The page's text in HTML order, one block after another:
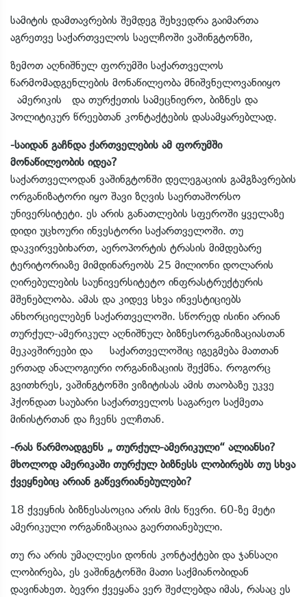
სამიტის დამთავრების შემდეგ შეხვედრა გაიმართა
აგრეთვე საქართველოს საელჩოში ვაშინგტონში,
ზემოთ აღნიშნულ ფორუმში საქართველოს
წარმომადგენლების მონაწილეობა მნიშვნელოვანიიყო
ამერიკის და თურქეთის სამეცნიერო, ბიზნეს და
პოლიტიკურ წრეებთან კონტაქტების დასამყარებლად.
-საიდან გაჩნდა ქართველების ამ ფორუმში
მონაწილეობის იდეა?
საქართველოდან ვაშინგტონში დელეგაციის გამგზავრების
ორგანიზატორი იყო შავი ზღვის საერთაშორსო
უნივერსიტეტი. ეს არის განათლების სფეროში ყველაზე
დიდი უცხოური ინვესტორი საქართველოში. თუ
დაკვირვებიხართ, აეროპორტის ტრასის მიმდებარე
ტერიტორიაზე მიმდინარეობს 25 მილიონი დოლარის
ღირებულების საუნივერსიტეტო ინფრასტრუქტურის
მშენებლობა. ამას და კიდევ სხვა ინვესტიციებს
ანხორციელებენ საქართველოში. სწორედ ისინი არიან
თურქულ-ამერიკულ აღნიშნულ ბიზნესორგანიზაციასთან
მეკავშირეები და საქართველოშიც იგეგმება მათთან
ერთად ანალოგიური ორგანიზაციის შექმნა. როგორც
გვითხრეს, ვაშინგტონში ვიზიტისას ამის თაობაზე უკვე
ჰქონდათ საუბარი საქართველოს საგარეო საქმეთა
მინისტრთან და ჩვენს ელჩთან.
-რას წარმოადგენს „ თურქულ-ამერიკული“ ალიანსი?
მხოლოდ ამერიკაში თურქულ ბიზნესს ლობირებს თუ სხვა
ქვეყნებიც არიან გაწევრიანებულები?
18 ქვეყნის ბიზნესასოცია არის მის წევრი. 60-ზე მეტი
ამერიკული ორგანიზაციაა გაერთიანებული.
თუ რა არის უმაღლესი დონის კონტაქტები და ჯანსაღი
ლობირება, ეს ვაშინგტონში მათი საქმიანობიდან
დავინახეთ. ბევრი ქვეყანა ვერ შეძლებდა იმას, რასაც ეს